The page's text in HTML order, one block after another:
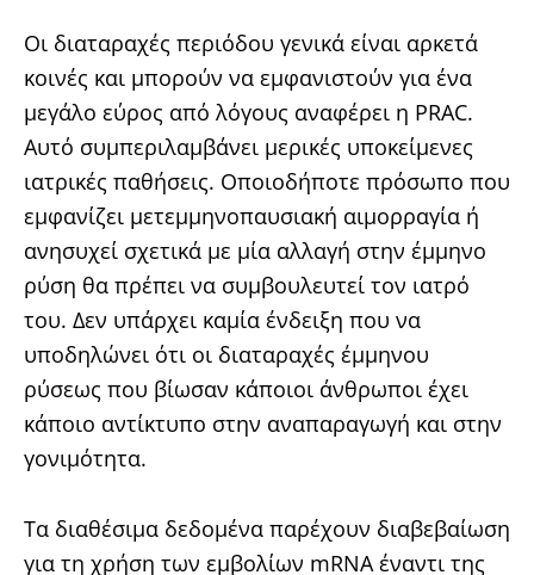
Οι διαταραχές περιόδου γενικά είναι αρκετά
κοινές και μπορούν να εμφανιστούν για ένα
μεγάλο εύρος από λόγους αναφέρει η PRAC.
Αυτό συμπεριλαμβάνει μερικές υποκείμενες
ιατρικές παθήσεις. Οποιοδήποτε πρόσωπο που
εμφανίζει μετεμμηνοπαυσιακή αιμορραγία ή
ανησυχεί σχετικά με μία αλλαγή στην έμμηνο
ρύση θα πρέπει να συμβουλευτεί τον ιατρό
του. Δεν υπάρχει καμία ένδειξη που να
υποδηλώνει ότι οι διαταραχές έμμηνου
ρύσεως που βίωσαν κάποιοι άνθρωποι έχει
κάποιο αντίκτυπο στην αναπαραγωγή και στην
γονιμότητα.
Τα διαθέσιμα δεδομένα παρέχουν διαβεβαίωση
για τη χρήση των εμβολίων mRNA έναντι της